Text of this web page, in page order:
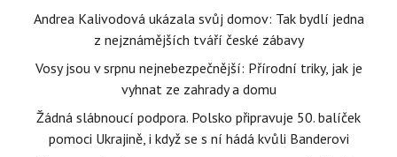
Andrea Kalivodová ukázala svůj domov: Tak bydlí jedna
z nejznámějších tváří české zábavy
Vosy jsou v srpnu nejnebezpečnější: Přírodní triky, jak je
vyhnat ze zahrady a domu
Žádná slábnoucí podpora. Polsko připravuje 50. balíček
pomoci Ukrajině, i když se s ní hádá kvůli Banderovi